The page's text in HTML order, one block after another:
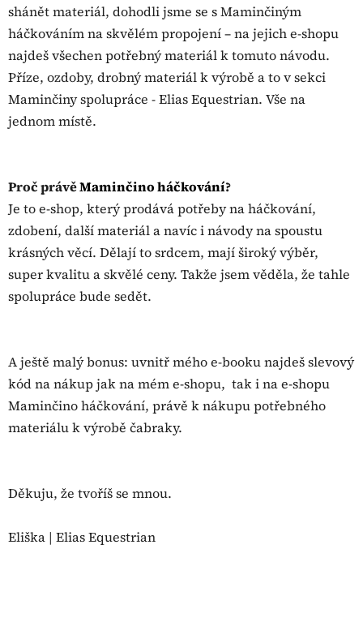
shánět materiál, dohodli jsme se s Maminčiným
háčkováním na skvělém propojení – na jejich e-shopu
najdeš všechen potřebný materiál k tomuto návodu.
Příze, ozdoby, drobný materiál k výrobě a to v sekci
Maminčiny spolupráce - Elias Equestrian. Vše na
jednom místě.
Proč právěMaminčino háčkování?
Je to e-shop, který prodává potřeby na háčkování,
zdobení, další materiál a navíc i návody na spoustu
krásných věcí. Dělají to srdcem, mají široký výběr,
super kvalitu a skvělé ceny. Takže jsem věděla, že tahle
spolupráce bude sedět.
A ještě malý bonus: uvnitř mého e-booku najdeš slevový
kód na nákup jak na mém e-shopu, tak i na e-shopu
Maminčino háčkování, právě k nákupu potřebného
materiálu k výrobě čabraky.
Děkuju, že tvoříš se mnou.
Eliška | Elias Equestrian